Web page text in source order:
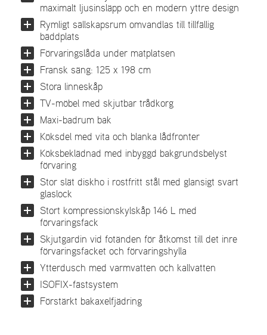
maximalt ljusinsläpp och en modern yttre design
Rymligt sällskapsrum omvandlas till tillfällig
bäddplats
Förvaringslåda under matplatsen
Fransk säng: 125 x 198 cm
Stora linneskåp
TV-möbel med skjutbar trådkorg
Maxi-badrum bak
Köksdel med vita och blanka lådfronter
Köksbeklädnad med inbyggd bakgrundsbelyst
förvaring
Stor slät diskho i rostfritt stål med glansigt svart
glaslock
Stort kompressionskylskåp 146 L med
förvaringsfack
Skjutgardin vid fotänden för åtkomst till det inre
förvaringsfacket och förvaringshylla
Ytterdusch med varmvatten och kallvatten
ISOFIX-fästsystem
Förstärkt bakaxelfjädring